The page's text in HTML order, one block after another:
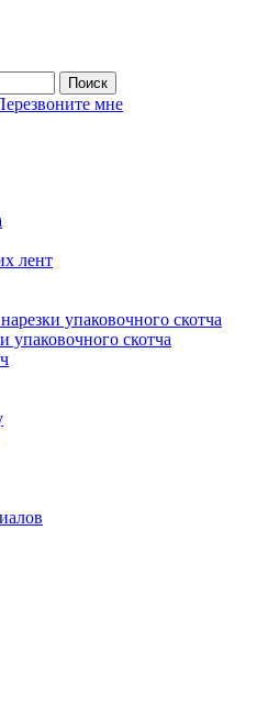
мне
лент
упаковочного скотча
упаковочного скотча